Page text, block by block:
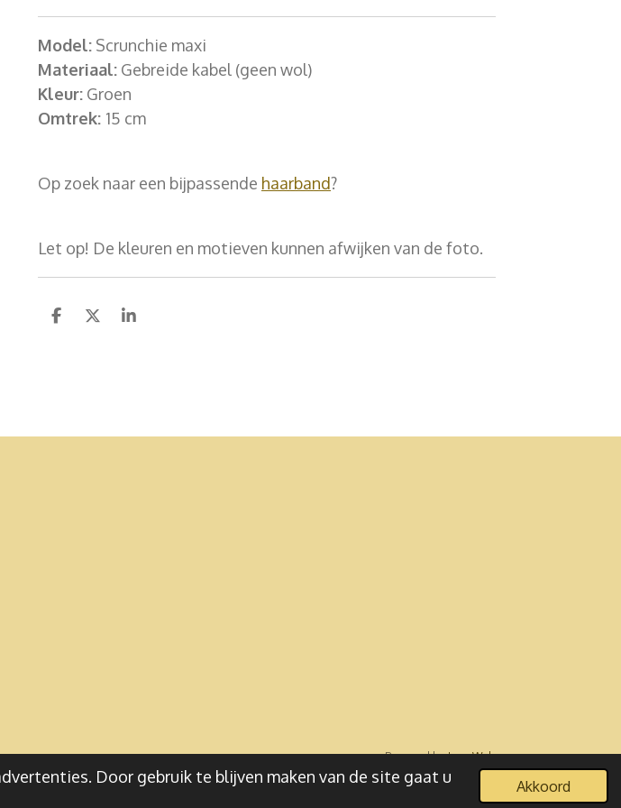
Door gebruik te blijven maken van de site gaat u
Akkoord
Model: Scrunchie maxi
Materiaal: Gebreide kabel (geen wol)
Kleur: Groen
Omtrek: 15 cm
Op zoek naar een bijpassende haarband?
Let op! De kleuren en motieven kunnen afwijken van de foto.
D
D
S
Powered byJouwWeb